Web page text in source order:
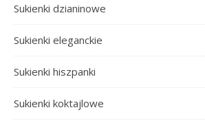
Sukienki dzianinowe
Sukienki eleganckie
Sukienki hiszpanki
Sukienki koktajlowe